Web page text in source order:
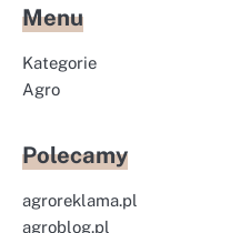
Menu
Kategorie
Agro
Polecamy
agroreklama.pl
agroblog.pl